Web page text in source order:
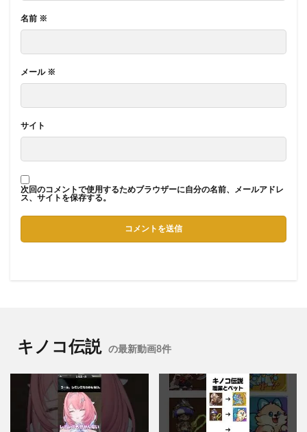
名前 ※
メール ※
サイト
次回のコメントで使用するためブラウザーに自分の名前、メールアドレ
ス、サイトを保存する。
キノコ伝説 の最新動画8件